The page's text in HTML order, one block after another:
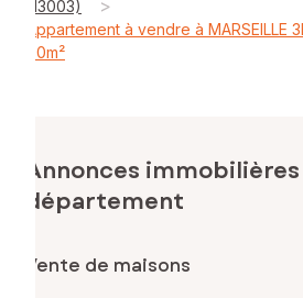
(13003)
>
Appartement à vendre à MARSEILLE
60m²
Annonces
département
Vente de maisons